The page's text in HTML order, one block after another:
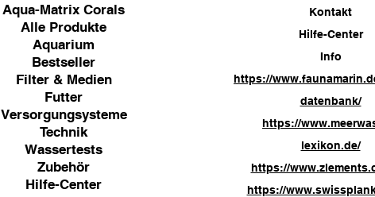
Aqua-Matrix Corals
Alle Produkte
Aquarium
Bestseller
Filter & Medien
Futter
Versorgungsysteme
Technik
Wassertests
Zubehör
Hilfe-Center
Kontakt
Hilfe-Center
Info
https://
datenbank/
https://
lexikon.de/
https://
https://